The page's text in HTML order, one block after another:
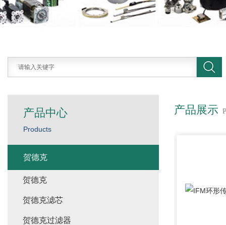
产品展示
产品中心
Products
贺德克
贺德克
贺德克滤芯
贺德克过滤器